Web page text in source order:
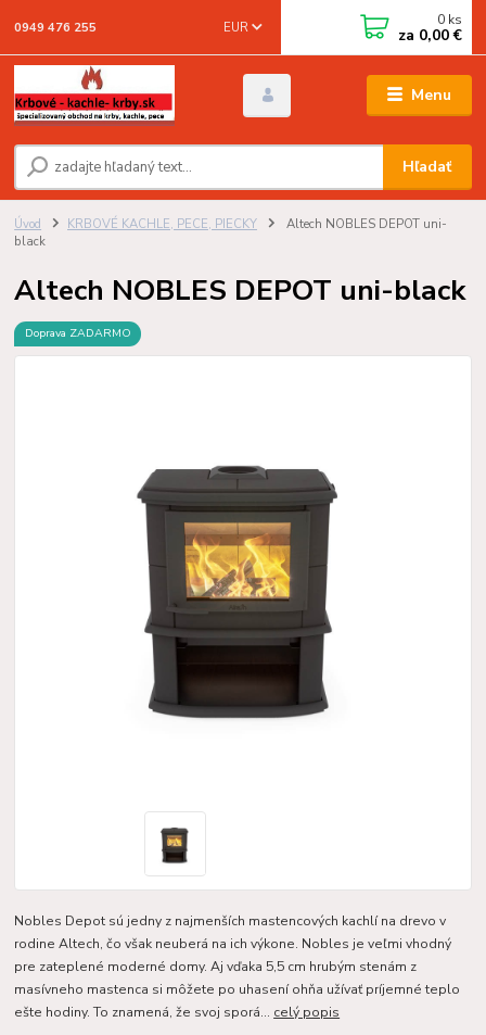
Menu
EUR
Hľadať
0949 476 255 0 ks
za 0,00 €
Úvod KRBOVÉ KACHLE, PECE, PIECKY
Altech NOBLES DEPOT uni-
black
Altech NOBLES DEPOT uni-black
Doprava ZADARMO
Nobles Depot sú jedny z najmenších mastencových kachlí na drevo v
rodine Altech, čo však neuberá na ich výkone. Nobles je veľmi vhodný
pre zateplené moderné domy. Aj vďaka 5,5 cm hrubým stenám z
masívneho mastenca si môžete po uhasení ohňa užívať príjemné teplo
ešte hodiny. To znamená, že svoj sporá... celý popis